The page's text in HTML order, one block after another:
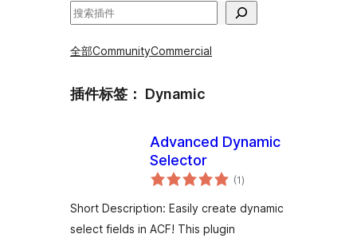
搜
全部CommunityCommercial
插件标签： Dynamic
Advanced Dynamic
Selector
(1总
评)
Short Description: Easily create dynamic
select fields in ACF! This plugin